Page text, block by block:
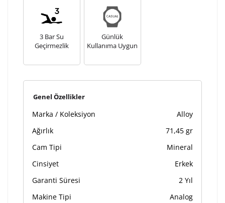
3. Satır
sebebi ile 1-2 iş günü uzamaktadır. Gravür İşlemi
tamamlandıktan sonra siparişiniz kargoya verilecektir.
Kişiselleştirilmiş
ürünlerde
3 Bar Su
Geçirmezlik
Günlük
Kullanıma Uygun
Genel Özellikler
Marka / Koleksiyon
Alloy
Ağırlık
71,45 gr
Cam Tipi
Mineral
Cinsiyet
Erkek
Garanti Süresi
2 Yıl
Makine Tipi
Analog